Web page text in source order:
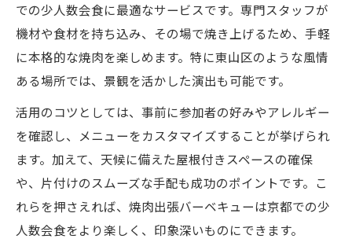
での少人数会食に最適なサービスです。専門スタッフが
機材や食材を持ち込み、その場で焼き上げるため、手軽
に本格的な焼肉を楽しめます。特に東山区のような風情
ある場所では、景観を活かした演出も可能です。
活用のコツとしては、事前に参加者の好みやアレルギー
を確認し、メニューをカスタマイズすることが挙げられ
ます。加えて、天候に備えた屋根付きスペースの確保
や、片付けのスムーズな手配も成功のポイントです。こ
れらを押さえれば、焼肉出張バーベキューは京都での少
人数会食をより楽しく、印象深いものにできます。